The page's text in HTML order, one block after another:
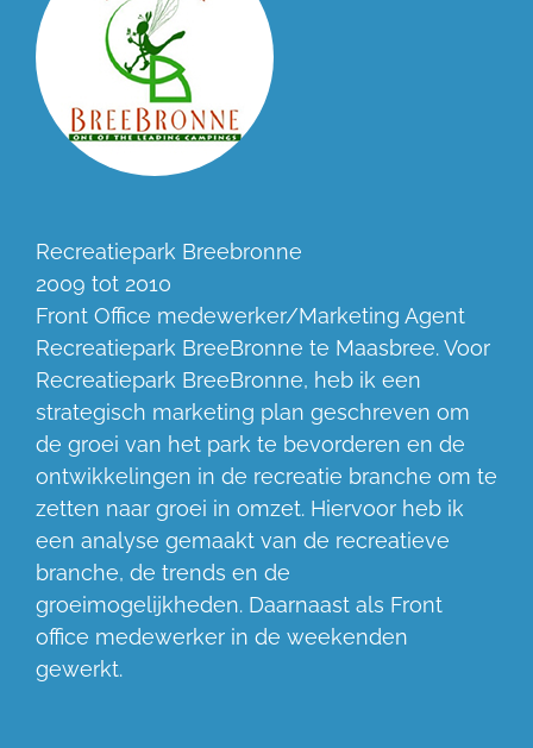
Recreatiepark Breebronne
2009 tot 2010
Front Office medewerker/Marketing Agent
Recreatiepark BreeBronne te Maasbree. Voor
Recreatiepark BreeBronne, heb ik een
strategisch marketing plan geschreven om
de groei van het park te bevorderen en de
ontwikkelingen in de recreatie branche om te
zetten naar groei in omzet. Hiervoor heb ik
een analyse gemaakt van de recreatieve
branche, de trends en de
groeimogelijkheden. Daarnaast als Front
office medewerker in de weekenden
gewerkt.